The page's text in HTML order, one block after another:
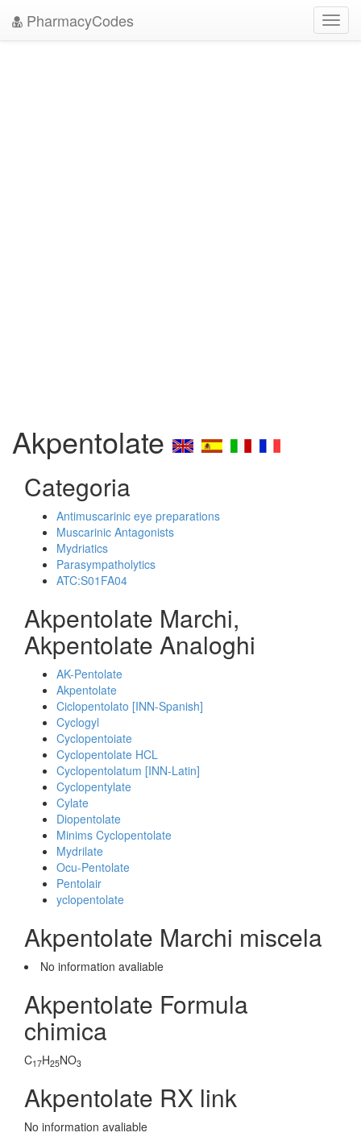
PharmacyCodes
Akpentolate
Categoria
Antimuscarinic eye preparations
Muscarinic Antagonists
Mydriatics
Parasympatholytics
ATC:S01FA04
Akpentolate Marchi,
Akpentolate Analoghi
AK-Pentolate
Akpentolate
Ciclopentolato [INN-Spanish]
Cyclogyl
Cyclopentoiate
Cyclopentolate HCL
Cyclopentolatum [INN-Latin]
Cyclopentylate
Cylate
Diopentolate
Minims Cyclopentolate
Mydrilate
Ocu-Pentolate
Pentolair
yclopentolate
Akpentolate Marchi miscela
No information avaliable
Akpentolate Formula
chimica
C17H25NO3
Akpentolate RX link
No information avaliable